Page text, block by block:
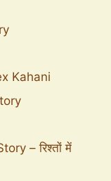
Kahani
– रिश्तों में